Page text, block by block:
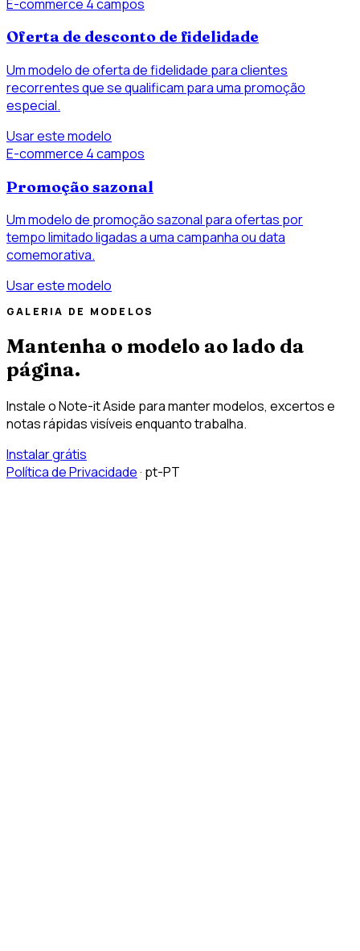
E-commerce 4 campos
Oferta de desconto de fidelidade
Um modelo de oferta de fidelidade para clientes
recorrentes que se qualificam para uma promoção
especial.
Usar este modelo
E-commerce 4 campos
Promoção sazonal
Um modelo de promoção sazonal para ofertas por
tempo limitado ligadas a uma campanha ou data
comemorativa.
Usar este modelo
GALERIA DE MODELOS
Mantenha o modelo ao lado da
página.
Instale o Note-it Aside para manter modelos, excertos e
notas rápidas visíveis enquanto trabalha.
Instalar grátis
Política de Privacidade· pt-PT